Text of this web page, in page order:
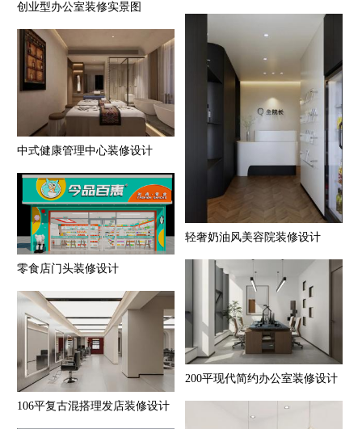
创业型办公室装修实景图
轻奢奶油风美容院装修设计
中式健康管理中心装修设计
零食店门头装修设计
200平现代简约办公室装修设计
106平复古混搭理发店装修设计